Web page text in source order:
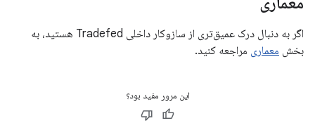
اگر به دنبال درک عمیق‌تری از سازوکار داخلی Tradefed هستید، به
بخش معماری مراجعه کنید.
این مرور مفید بود؟